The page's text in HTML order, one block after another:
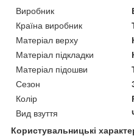
Виробник
Країна виробник
Матеріал верху
Матеріал підкладки
Матеріал підошви
Сезон
Колір
Вид взуття
Користувальницькі